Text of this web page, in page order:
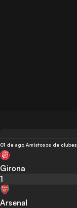
01 de ago. Amistosos de clubes
Girona
1
Arsenal